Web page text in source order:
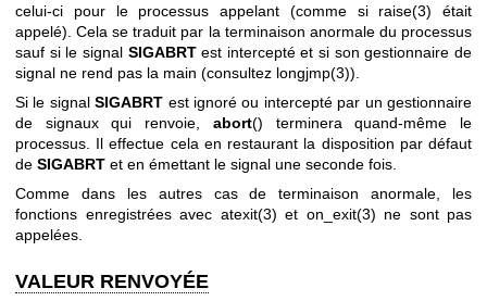
celui-ci pour le processus appelant (comme si raise(3) était
appelé). Cela se traduit par la terminaison anormale du processus
sauf si le signal SIGABRTest intercepté et si son gestionnaire de
signal ne rend pas la main (consultez longjmp(3)).
Si le signalSIGABRT est ignoré ou intercepté par un gestionnaire
de signaux qui renvoie, abort() terminera quand-même le
processus. Il effectue cela en restaurant la disposition par défaut
de SIGABRT et en émettant le signal une seconde fois.
Comme dans les autres cas de terminaison anormale, les
fonctions enregistrées avec atexit(3) et on_exit(3) ne sont pas
appelées.
VALEUR RENVOYÉE